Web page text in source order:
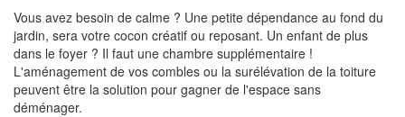
Vous avez besoin de calme ? Une petite dépendance au fond du
jardin, sera votre cocon créatif ou reposant. Un enfant de plus
dans le foyer ? Il faut une chambre supplémentaire !
L'aménagement de vos combles ou la surélévation de la toiture
peuvent être la solution pour gagner de l'espace sans
déménager.